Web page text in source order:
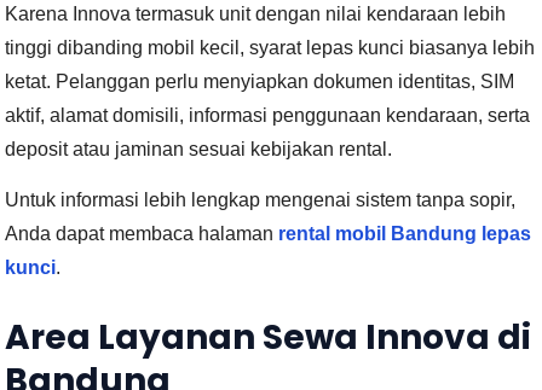
Karena Innova termasuk unit dengan nilai kendaraan lebih
tinggi dibanding mobil kecil, syarat lepas kunci biasanya lebih
ketat. Pelanggan perlu menyiapkan dokumen identitas, SIM
aktif, alamat domisili, informasi penggunaan kendaraan, serta
deposit atau jaminan sesuai kebijakan rental.
Untuk informasi lebih lengkap mengenai sistem tanpa sopir,
Anda dapat membaca halaman rental mobil Bandung lepas
kunci.
Area Layanan Sewa Innova di